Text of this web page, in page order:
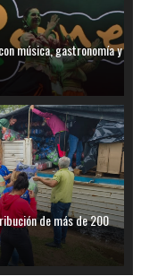
música, gastronomía y
de más de 200